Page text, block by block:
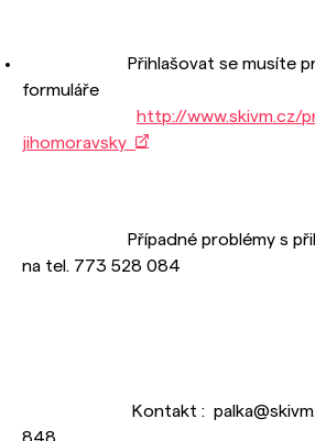
Přihlašovat se musíte
formuláře
http://www.skivm.cz/
jihomoravsky
Případné problémy s
na tel. 773 528 084
Kontakt : palka@skivm.cz
848